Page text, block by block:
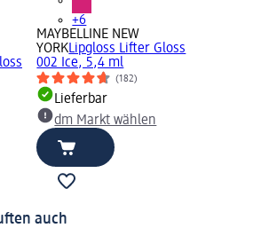
+6
MAYBELLINE NEW
YORKLipgloss Lifter Gloss
002 Ice, 5,4 ml
(182)
Lieferbar
dm Markt wählen
auch